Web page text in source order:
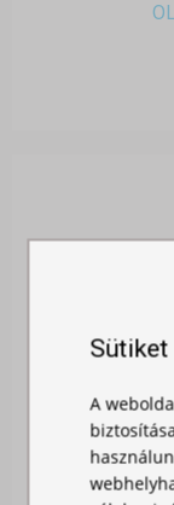
Sütiket
A